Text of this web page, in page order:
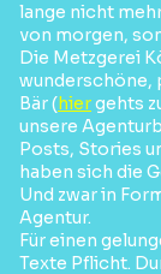
lange nicht
von morgen,
Die Metzgerei
wunderschöne,
Bär (hiergehts
unsere
Posts, Stories
haben sich die
Und zwar in
Agentur.
Für einen
Texte Pflicht.